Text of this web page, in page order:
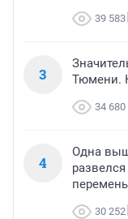
39 583
3
Тюмени.
34 680
4
Одна
30 252